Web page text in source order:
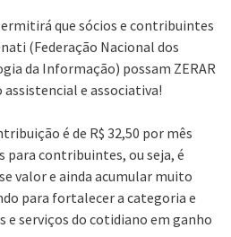
que sócios e contribuintes
(Federação Nacional dos
da Informação) possam ZERAR
e associativa!
é de R$ 32,50 por mês
para contribuintes, ou seja, é
valor e ainda acumular muito
para fortalecer a categoria e
serviços do cotidiano em ganho